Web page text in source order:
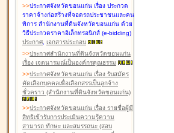
>>ประกาศจังหวัดขอนแก่น เรื่อง ประกวด
ราคาจ้างก่อสร้างที่จอดรถประชาชนและคน
พิการ สำนักงานที่ดินจังหวัดขอนแก่น ด้วย
วิธีประกวดราคาอิเล็กทรอนิกส์ (e-bidding)
ประกาศ, เอกสารประกอบ
>>ประกาศสำนักงานที่ดินจังหวัดขอนแก่น
เรื่อง เจตนารมณ์เป็นองค์กรคุณธรรม
>>ประกาศจังหวัดขอนแก่น เรื่อง รับสมัคร
คัดเลือกบุคคลเพื่อเลือกสรรเป็นลูกจ้าง
ชั่วคราว (สำนักงานที่ดินจังหวัดขอนแก่น)
>>ประกาศจังหวัดขอนแก่น เรื่อง รายชื่อผู้มี
สิทธิเข้ารับการประเมินความรู้ความ
สามารถ ทักษะ และสมรรถนะ (สอบ